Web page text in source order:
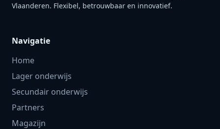
Vlaanderen. Flexibel, betrouwbaar en innovatief.
Navigatie
Home
Lager onderwijs
Secundair onderwijs
Partners
Magazijn